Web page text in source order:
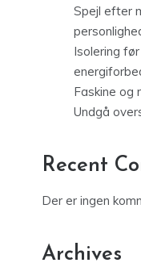
Spejl efter
Isolering
Faskine og
Undgå
Recent
Der er ingen
Archives